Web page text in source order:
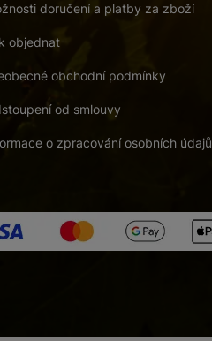
doručení a platby za zboží
objednat
obchodní podmínky
od smlouvy
o zpracování osobních údajů